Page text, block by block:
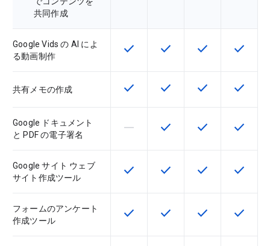
共同作成
Google Vids の AI によ
る動画制作
この機能は該当の SKU で利用で
check この機能は該当の SKU
check この機能は該当
check この機
check
共有メモの作成 この機能は該当の SKU で利用で
check この機能は該当の SKU
check この機能は該当
check この機
check
Google ドキュメント
と PDF の電子署名
この機能は該当の SKU でサポー
horizontal_rule この機能は該当の SKU
check この機能は該当
check この機
check
Google サイト ウェブ
サイト作成ツール
この機能は該当の SKU で利用で
check この機能は該当の SKU
check この機能は該当
check この機
check
フォームのアンケート
作成ツール
この機能は該当の SKU で利用で
check この機能は該当の SKU
check この機能は該当
check この機
check